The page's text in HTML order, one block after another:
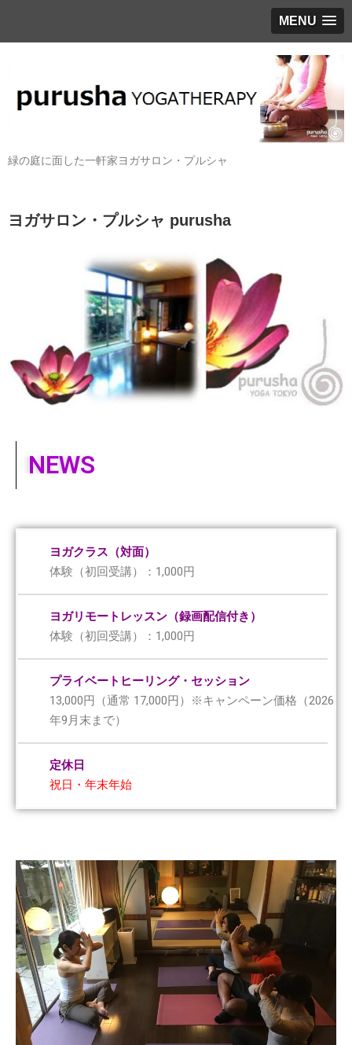
MENU
緑の庭に面した一軒家ヨガサロン・プルシャ
ヨガサロン・プルシャ purusha
NEWS
ヨガクラス（対面）
体験（初回受講）：1,000円
ヨガリモートレッスン（録画配信付き）
体験（初回受講）：1,000円
プライベートヒーリング・セッション
13,000円（通常 17,000円）※キャンペーン価格（2026
年9月末まで）
定休日
祝日・年末年始